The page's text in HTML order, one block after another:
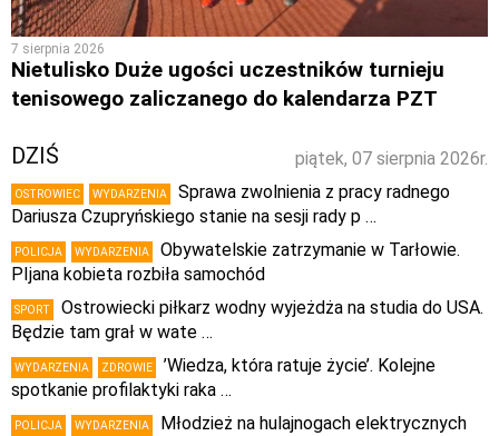
7 sierpnia 2026
Nietulisko Duże ugości uczestników turnieju
tenisowego zaliczanego do kalendarza PZT
piątek, 07 sierpnia 2026r.
DZIŚ
OSTROWIEC WYDARZENIA
Sprawa zwolnienia z pracy radnego
Dariusza Czupryńskiego stanie na sesji rady p …
POLICJA WYDARZENIA
Obywatelskie zatrzymanie w Tarłowie.
PIjana kobieta rozbiła samochód
SPORT
Ostrowiecki piłkarz wodny wyjeżdża na studia do USA.
Będzie tam grał w wate …
WYDARZENIA ZDROWIE
’Wiedza, która ratuje życie’. Kolejne
spotkanie profilaktyki raka …
POLICJA WYDARZENIA
Młodzież na hulajnogach elektrycznych